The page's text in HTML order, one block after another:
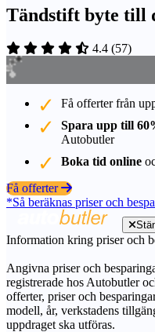
Tändstift byte till
4.4 (57)
Få offerter från
Spara upp till
Autobutler
Boka tid online
Få offerter
*Så beräknas priser och
Information kring priser och
Angivna priser och
registrerade hos Autobutler
offerter, priser och
modell, år, verkstadens
uppdraget ska utföras.